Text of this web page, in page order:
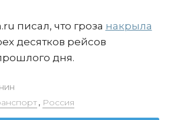
писал, что гроза накрыла
десятков рейсов
дня.
, Россия